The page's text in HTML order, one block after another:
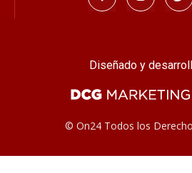
Diseñado y
© On24 Todos los